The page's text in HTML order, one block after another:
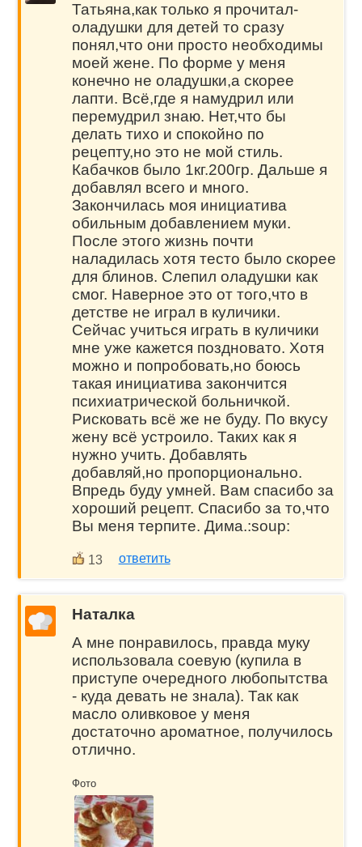
Татьяна,как только я прочитал-
оладушки для детей то сразу
понял,что они просто необходимы
моей жене. По форме у меня
конечно не оладушки,а скорее
лапти. Всё,где я намудрил или
перемудрил знаю. Нет,что бы
делать тихо и спокойно по
рецепту,но это не мой стиль.
Кабачков было 1кг.200гр. Дальше я
добавлял всего и много.
Закончилась моя инициатива
обильным добавлением муки.
После этого жизнь почти
наладилась хотя тесто было скорее
для блинов. Слепил оладушки как
смог. Наверное это от того,что в
детстве не играл в куличики.
Сейчас учиться играть в куличики
мне уже кажется поздновато. Хотя
можно и попробовать,но боюсь
такая инициатива закончится
психиатрической больничкой.
Рисковать всё же не буду. По вкусу
жену всё устроило. Таких как я
нужно учить. Добавлять
добавляй,но пропорционально.
Впредь буду умней. Вам спасибо за
хороший рецепт. Спасибо за то,что
Вы меня терпите. Дима.:soup:
13 ответить
Наталка
А мне понравилось, правда муку
использовала соевую (купила в
приступе очередного любопытства
- куда девать не знала). Так как
масло оливковое у меня
достаточно ароматное, получилось
отлично.
Фото